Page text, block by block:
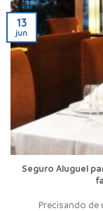
Seguro Aluguel
Precisando de
13
jun